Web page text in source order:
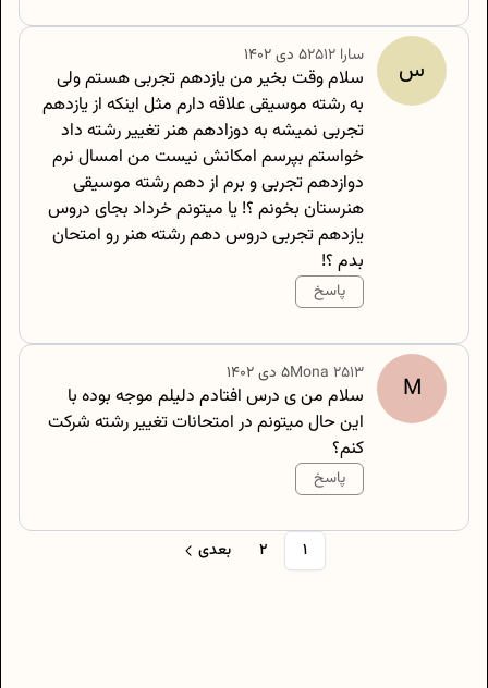
س سارا 2512۵ دی ۱۴۰۲
سلام وقت بخیر من یازدهم تجربی هستم ولی
به رشته موسیقی علاقه دارم مثل اینکه از یازدهم
تجربی نمیشه به دوزادهم هنر تغییر رشته داد
خواستم بپرسم امکانش نیست من امسال نرم
دوازدهم تجربی و برم از دهم رشته موسیقی
هنرستان بخونم ؟! یا میتونم خرداد بجای دروس
یازدهم تجربی دروس دهم رشته هنر رو امتحان
بدم ؟!
پاسخ
M
Mona 2513 ۵ دی ۱۴۰۲
سلام من ی درس افتادم دلیلم موجه بوده با
این حال میتونم در امتحانات تغییر رشته شرکت
کنم؟
پاسخ
1
2 بعدی